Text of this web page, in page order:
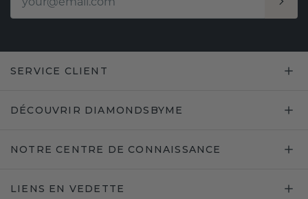
SERVICE CLIENT
DÉCOUVRIR DIAMONDSBYME
NOTRE CENTRE DE CONNAISSANCE
LIENS EN VEDETTE